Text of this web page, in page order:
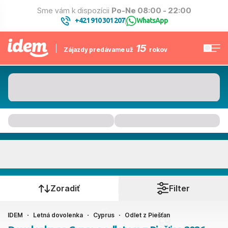
Sme vám k dispozícii Po-Ne 08:00 - 22:00
+421 910 301 207| WhatsApp
Zájazdy predávame už 15 rokov
Kedy cestujete?
Piešťany
Zoradiť Filter
IDEM Letná dovolenka Cyprus Odlet z Piešťan